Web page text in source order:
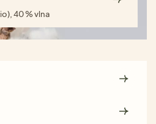
40 % vlna